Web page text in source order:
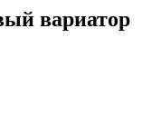
вариатор